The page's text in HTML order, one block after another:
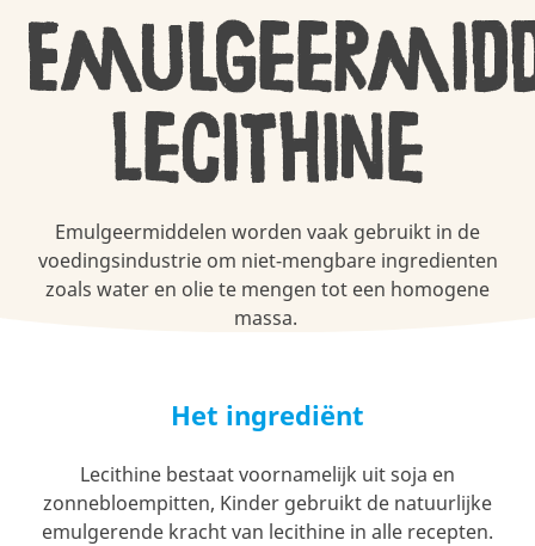
Lecithine
Emulgeermiddelen worden vaak gebruikt in de
voedingsindustrie om niet-mengbare ingredienten
zoals water en olie te mengen tot een homogene
massa.
Het ingrediënt
Lecithine bestaat voornamelijk uit soja en
zonnebloempitten, Kinder gebruikt de natuurlijke
emulgerende kracht van lecithine in alle recepten.